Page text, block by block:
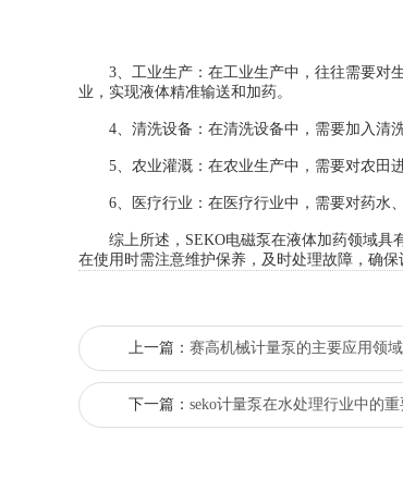
3、工业生产：在工业生产中，往往需要对生
业，实现液体精准输送和加药。
4、清洗设备：在清洗设备中，需要加入清洗
5、农业灌溉：在农业生产中，需要对农田进
6、医疗行业：在医疗行业中，需要对药水、
综上所述，SEKO电磁泵在液体加药领域具
在使用时需注意维护保养，及时处理故障，确保
上一篇： 赛高机械计量泵的主要应用领
下一篇： seko计量泵在水处理行业中的重